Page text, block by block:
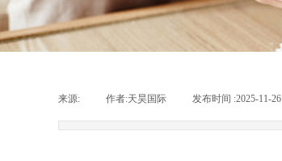
来源: 作者:天昊国际 发布时间 :2025-11-26